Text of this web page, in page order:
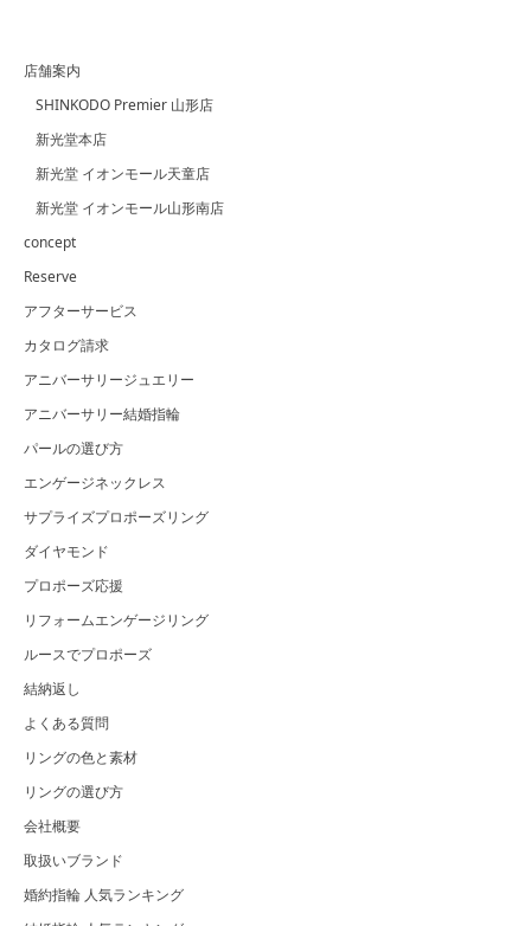
店舗案内
SHINKODO Premier 山形店
新光堂本店
新光堂 イオンモール天童店
新光堂 イオンモール山形南店
concept
Reserve
アフターサービス
カタログ請求
アニバーサリージュエリー
アニバーサリー結婚指輪
パールの選び方
エンゲージネックレス
サプライズプロポーズリング
ダイヤモンド
プロポーズ応援
リフォームエンゲージリング
ルースでプロポーズ
結納返し
よくある質問
リングの色と素材
リングの選び方
会社概要
取扱いブランド
婚約指輪 人気ランキング